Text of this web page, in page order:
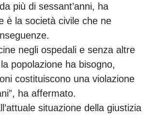
più di sessant’anni, ha
è la società civile che ne
negli ospedali e senza altre
popolazione ha bisogno,
costituiscono una violazione
ha affermato.
situazione della giustizia